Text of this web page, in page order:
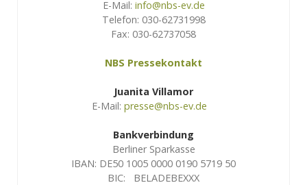
E-Mail: info@nbs-ev.de
Telefon: 030-62731998
Fax: 030-62737058
NBS Pressekontakt
Juanita Villamor
E-Mail: presse@nbs-ev.de
Bankverbindung
Berliner Sparkasse
IBAN: DE50 1005 0000 0190 5719 50
BIC: BELADEBEXXX